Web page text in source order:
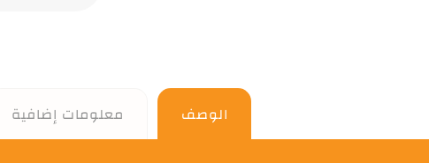
الوصف معلومات إضافية